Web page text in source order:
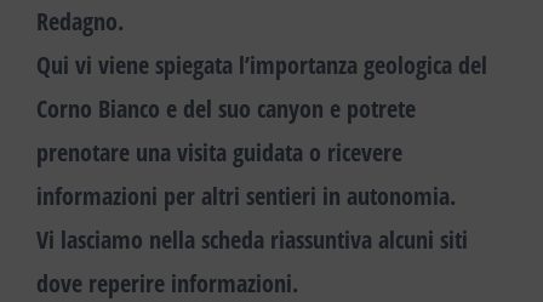
Redagno.
Qui vi viene spiegata l’importanza geologica del
Corno Bianco e del suo canyon e potrete
prenotare una visita guidata o ricevere
informazioni per altri sentieri in autonomia.
Vi lasciamo nella scheda riassuntiva alcuni siti
dove reperire informazioni.